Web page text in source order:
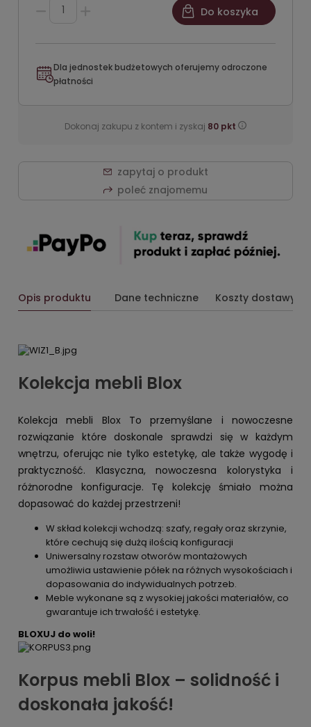
Do koszyka
Dla jednostek budżetowych oferujemy odroczone
płatności
Dokonaj zakupu z kontem i zyskaj 80 pkt
zapytaj o produkt
poleć znajomemu
Opis produktu Dane techniczne Koszty dostawy
Kolekcja mebli Blox
Kolekcja mebli Blox To przemyślane i nowoczesne
rozwiązanie które doskonale sprawdzi się w każdym
wnętrzu, oferując nie tylko estetykę, ale także wygodę i
praktyczność. Klasyczna, nowoczesna kolorystyka i
różnorodne konfiguracje. Tę kolekcję śmiało można
dopasować do każdej przestrzeni!
W skład kolekcji wchodzą: szafy, regały oraz skrzynie,
które cechują się dużą ilością konfiguracji
Uniwersalny rozstaw otworów montażowych
umożliwia ustawienie półek na różnych wysokościach i
dopasowania do indywidualnych potrzeb.
Meble wykonane są z wysokiej jakości materiałów, co
gwarantuje ich trwałość i estetykę.
BLOXUJ do woli!
Korpus mebli Blox – solidność i
doskonała jakość!